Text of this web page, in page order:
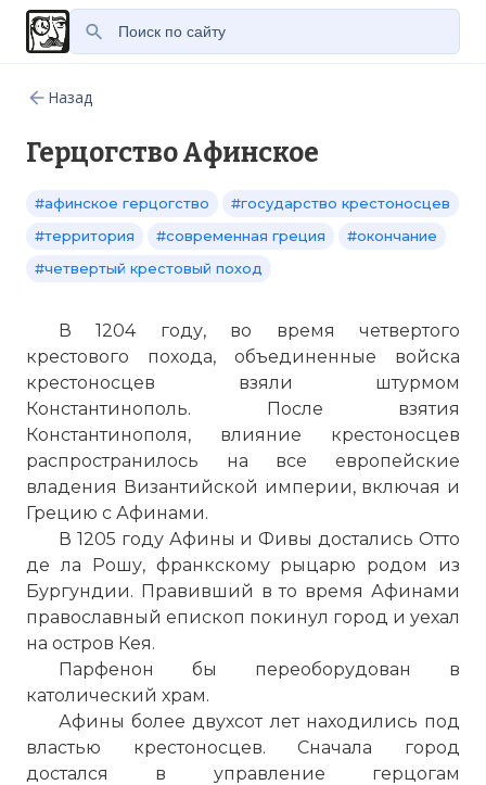
Назад
Герцогство Афинское
#афинское герцогство
#государство крестоносцев
#территория
#современная греция
#окончание
#четвертый крестовый поход
В 1204 году, во время четвертого
крестового похода, объединенные войска
крестоносцев взяли штурмом
Константинополь. После взятия
Константинополя, влияние крестоносцев
распространилось на все европейские
владения Византийской империи, включая и
Грецию с Афинами.
В 1205 году Афины и Фивы достались Отто
де ла Рошу, франкскому рыцарю родом из
Бургундии. Правивший в то время Афинами
православный епископ покинул город и уехал
на остров Кея.
Парфенон
бы переоборудован в
католический храм.
Афины более двухсот лет находились под
властью крестоносцев. Сначала город
достался в управление герцогам